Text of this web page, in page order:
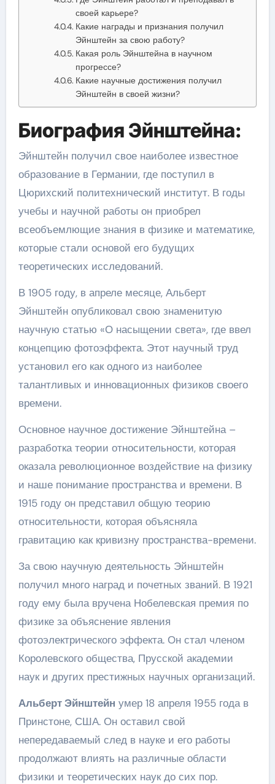
своей карьере?
Какие награды и признания получил
Эйнштейн за свою работу?
Какая роль Эйнштейна в научном
прогрессе?
Какие научные достижения получил
Эйнштейн в своей жизни?
Биография Эйнштейна:
Эйнштейн получил свое наиболее известное
образование в Германии, где поступил в
Цюрихский политехнический институт. В годы
учебы и научной работы он приобрел
всеобъемлющие знания в физике и математике,
которые стали основой его будущих
теоретических исследований.
В 1905 году, в апреле месяце, Альберт
Эйнштейн опубликовал свою знаменитую
научную статью «О насыщении света», где ввел
концепцию фотоэффекта. Этот научный труд
установил его как одного из наиболее
талантливых и инновационных физиков своего
времени.
Основное научное достижение Эйнштейна –
разработка теории относительности, которая
оказала революционное воздействие на физику
и наше понимание пространства и времени. В
1915 году он представил общую теорию
относительности, которая объясняла
гравитацию как кривизну пространства-времени.
За свою научную деятельность Эйнштейн
получил много наград и почетных званий. В 1921
году ему была вручена Нобелевская премия по
физике за объяснение явления
фотоэлектрического эффекта. Он стал членом
Королевского общества, Прусской академии
наук и других престижных научных организаций.
Альберт Эйнштейн умер 18 апреля 1955 года в
Принстоне, США. Он оставил свой
непередаваемый след в науке и его работы
продолжают влиять на различные области
физики и теоретических наук до сих пор.